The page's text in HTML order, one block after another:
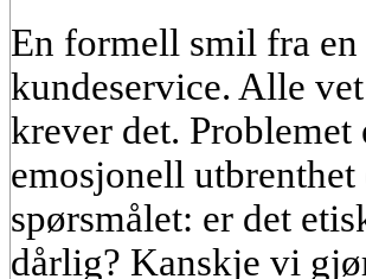
En formell smil fra en
kundeservice. Alle
krever det.
emosjonell
spørsmålet: er det
dårlig? Kanskje vi